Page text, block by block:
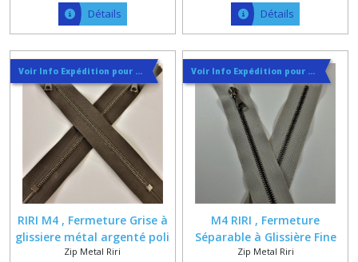
Détails Détails
Voir Info Expédition pour Régler les Frais de Port au Meilleur Prix , En haut d'ecran à Droite
RIRI M4 , Fermeture Grise à
glissiere métal argenté poli
sur ruban coton polyester
Zip Metal Riri
Voir Info Expédition pour Régler les Frais de Port au Meilleur Prix , En haut d'ecran à Droite
M4 RIRI , Fermeture
Séparable à Glissière Fine
Polie de 4 mm sur Ruban
Zip Metal Riri